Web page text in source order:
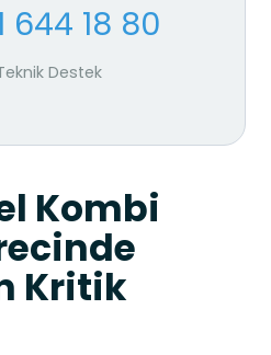
644 18 80
Destek
Kombi
Kritik